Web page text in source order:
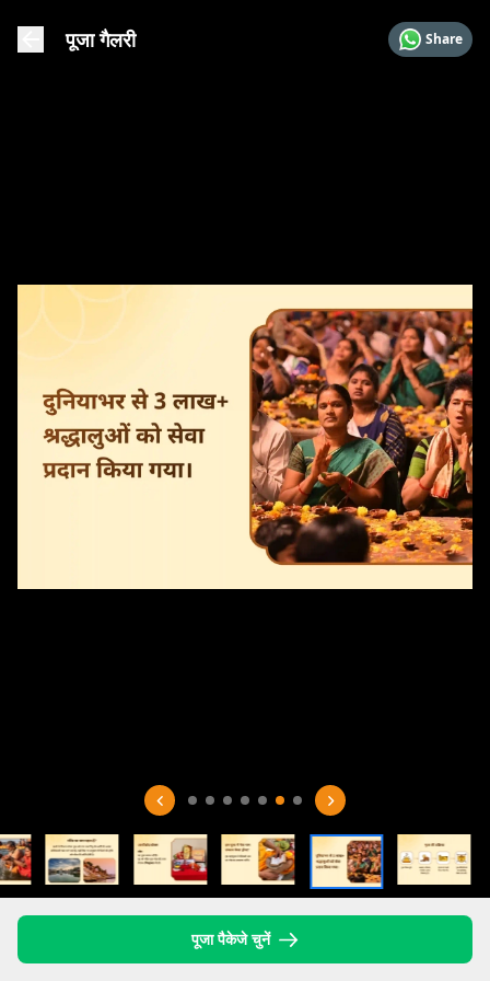
पूजा गैलरी Share
पूजा पैकेजे चुनें